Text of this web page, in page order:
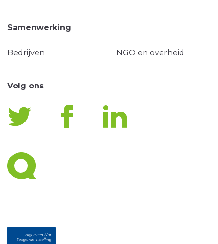
Samenwerking
Bedrijven NGO en overheid
Volg ons